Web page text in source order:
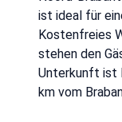
ist ideal für
Kostenfreies
stehen den
Unterkunft ist
km vom